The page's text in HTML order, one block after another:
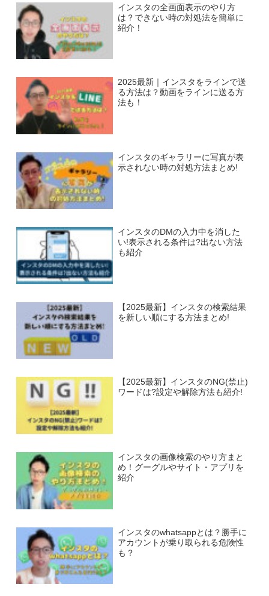
インスタの全画面表示のやり方
は？できない時の対処法を簡単に
紹介！
2025最新｜インスタをラインで送
る方法は？動画をラインに送る方
法も！
インスタのギャラリーに写真が表
示されない時の対処方法まとめ!
インスタのDMの入力中を消した
い!表示される条件は?出ない方法
も紹介
【2025最新】インスタの検索結果
を新しい順にする方法まとめ!
【2025最新】インスタのNG(禁止)
ワードは?設定や解除方法も紹介!
インスタの画像検索のやり方まと
め！グーグルやサイト・アプリを
紹介
インスタのwhatsappとは？勝手に
アカウントが乗り取られる危険性
も？